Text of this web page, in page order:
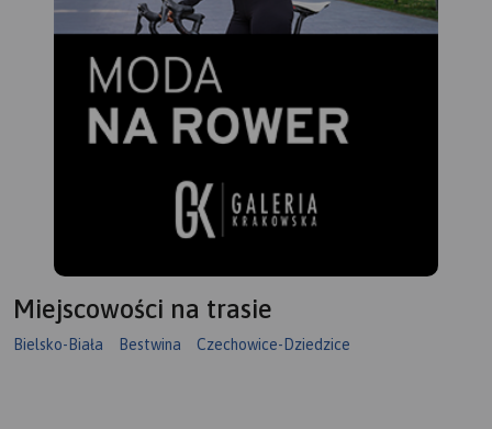
Miejscowości na trasie
Bielsko-Biała Bestwina Czechowice-Dziedzice